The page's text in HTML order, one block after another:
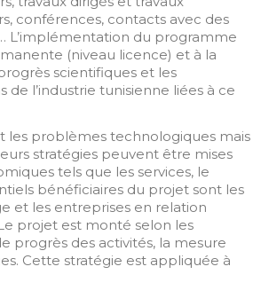
conférences, contacts avec des
L’implémentation du programme
(niveau licence) et à la
scientifiques et les
l’industrie tunisienne liées à ce
les problèmes technologiques mais
stratégies peuvent être mises
tels que les services, le
bénéficiaires du projet sont les
et les entreprises en relation
projet est monté selon les
progrès des activités, la mesure
Cette stratégie est appliquée à